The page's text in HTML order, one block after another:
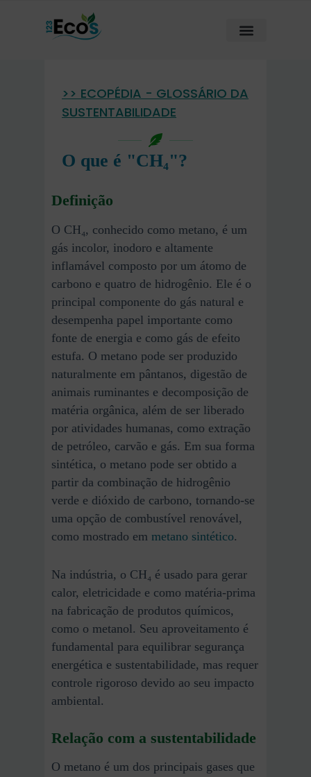
>> ECOPÉDIA - GLOSSÁRIO DA
SUSTENTABILIDADE
O que é "CH₄"?
Definição
O CH₄, conhecido como metano, é um
gás incolor, inodoro e altamente
inflamável composto por um átomo de
carbono e quatro de hidrogênio. Ele é o
principal componente do gás natural e
desempenha papel importante como
fonte de energia e como gás de efeito
estufa. O metano pode ser produzido
naturalmente em pântanos, digestão de
animais ruminantes e decomposição de
matéria orgânica, além de ser liberado
por atividades humanas, como extração
de petróleo, carvão e gás. Em sua forma
sintética, o metano pode ser obtido a
partir da combinação de hidrogênio
verde e dióxido de carbono, tornando-se
uma opção de combustível renovável,
como mostrado em metano sintético.
Na indústria, o CH₄ é usado para gerar
calor, eletricidade e como matéria-prima
na fabricação de produtos químicos,
como o metanol. Seu aproveitamento é
fundamental para equilibrar segurança
energética e sustentabilidade, mas requer
controle rigoroso devido ao seu impacto
ambiental.
Relação com a sustentabilidade
O metano é um dos principais gases que